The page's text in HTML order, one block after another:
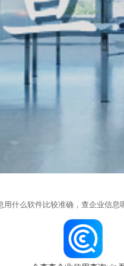
什么软件比较准确，查企业信